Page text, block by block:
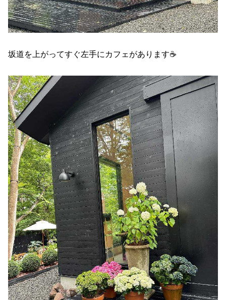
坂道を上がってすぐ左手にカフェがあります☕️